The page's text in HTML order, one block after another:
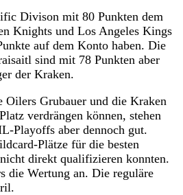
Divison mit 80 Punkten dem
Knights und Los Angeles Kings
auf dem Konto haben. Die
sind mit 78 Punkten aber
der Kraken.
Grubauer und die Kraken
verdrängen können, stehen
Playoffs aber dennoch gut.
Plätze für die besten
direkt qualifizieren konnten.
die Wertung an. Die reguläre